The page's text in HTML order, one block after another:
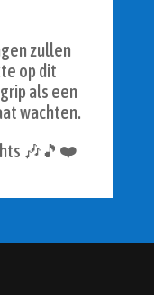
zullen
op dit
als een
wachten.
🎶🎵❤️